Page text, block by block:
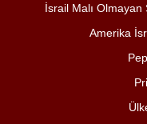
İsrail Malı
Amerika